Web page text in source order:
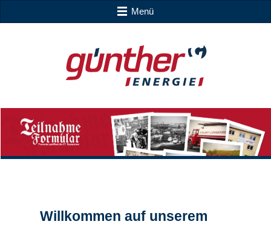
Menü
Willkommen auf unserem